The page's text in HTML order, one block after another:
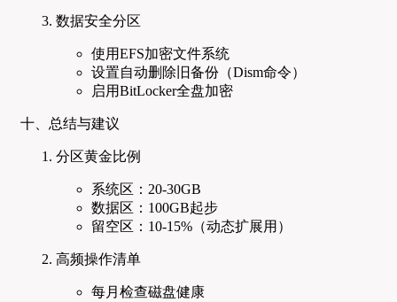
数据安全分区
使用EFS加密文件系统
设置自动删除旧备份（Dism命令）
启用BitLocker全盘加密
十、总结与建议
分区黄金比例
系统区：20-30GB
数据区：100GB起步
留空区：10-15%（动态扩展用）
高频操作清单
每月检查磁盘健康